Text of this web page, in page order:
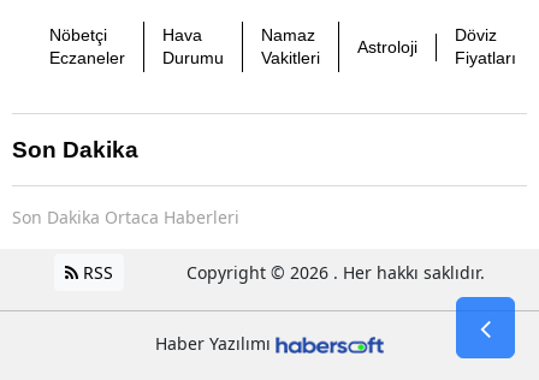
Nöbetçi
Eczaneler
Hava
Durumu
Namaz
Vakitleri
Astroloji
Döviz
Fiyatları
Son Dakika
Son Dakika Ortaca Haberleri
RSS Copyright © 2026 . Her hakkı saklıdır.
Haber Yazılımı